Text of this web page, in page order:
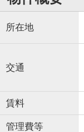
所在地
交通
賃料
管理費等